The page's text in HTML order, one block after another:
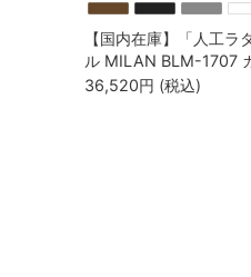
【国内在庫】「人工ラ
ル MILAN BLM-1707
36,520円 (税込)